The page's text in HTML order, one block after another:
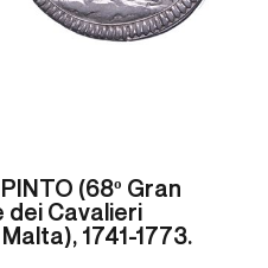
(68º Gran
dei Cavalieri
1741-1773.